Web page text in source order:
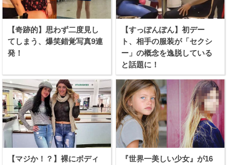
【奇跡的】思わず二度見し
てしまう、爆笑錯覚写真9連
発！
【すっぽんぽん】初デー
ト、相手の服装が「セクシ
ー」の概念を逸脱している
と話題に！
【マジか！？】裸にボディ
『世界一美しい少女』が16